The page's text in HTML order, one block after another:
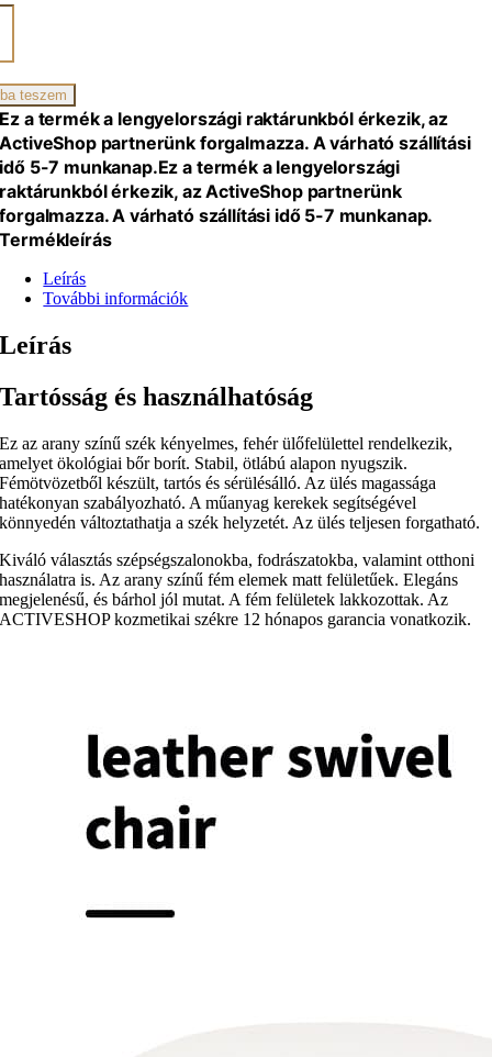
teszem
Ez a termék a lengyelországi raktárunkból érkezik, az
ActiveShop partnerünk forgalmazza. A várható szállítási
idő 5-7 munkanap.Ez a termék a lengyelországi
raktárunkból érkezik, az ActiveShop partnerünk
forgalmazza. A várható szállítási idő 5-7 munkanap.
Termékleírás
Leírás
További információk
Leírás
Tartósság és használhatóság
Ez az arany színű szék kényelmes, fehér ülőfelülettel rendelkezik,
amelyet ökológiai bőr borít. Stabil, ötlábú alapon nyugszik.
Fémötvözetből készült, tartós és sérülésálló. Az ülés magassága
hatékonyan szabályozható. A műanyag kerekek segítségével
könnyedén változtathatja a szék helyzetét. Az ülés teljesen forgatható.
Kiváló választás szépségszalonokba, fodrászatokba, valamint otthoni
használatra is. Az arany színű fém elemek matt felületűek. Elegáns
megjelenésű, és bárhol jól mutat. A fém felületek lakkozottak. Az
ACTIVESHOP kozmetikai székre 12 hónapos garancia vonatkozik.